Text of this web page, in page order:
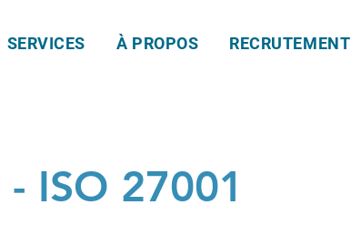
SERVICES À PROPOS RECRUTEMENT
ISO 27001